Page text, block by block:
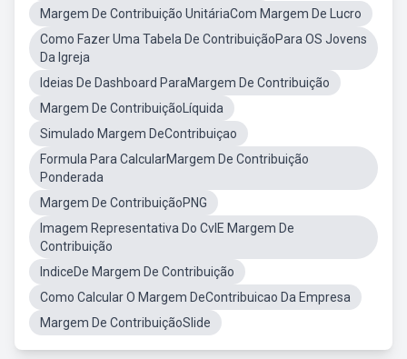
Margem De Contribuição UnitáriaCom Margem De Lucro
Como Fazer Uma Tabela De ContribuiçãoPara OS Jovens
Da Igreja
Ideias De Dashboard ParaMargem De Contribuição
Margem De ContribuiçãoLíquida
Simulado Margem DeContribuiçao
Formula Para CalcularMargem De Contribuição
Ponderada
Margem De ContribuiçãoPNG
Imagem Representativa Do CvlE Margem De
Contribuição
IndiceDe Margem De Contribuição
Como Calcular O Margem DeContribuicao Da Empresa
Margem De ContribuiçãoSlide